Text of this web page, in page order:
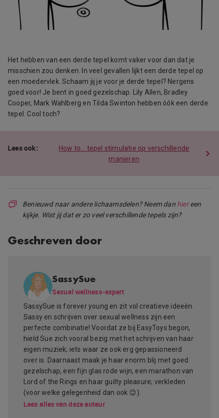
Het hebben van een derde tepel komt vaker voor dan dat je
misschien zou denken. In veel gevallen lijkt een derde tepel op
een moedervlek. Schaam jij je voor je derde tepel? Nergens
goed voor! Je bent in goed gezelschap. Lily Allen, Bradley
Cooper, Mark Wahlberg en Tilda Swinton hebben óók een derde
tepel. Cool toch?
How to… tepel stimulatie op verschillende
manieren
Benieuwd naar andere lichaamsdelen? Neem dan hiereen
kijkje. Wist jij dat er zo veel verschillende tepels zijn?
Geschreven door
SassySue
Sexual wellness-expert
SassySue is forever young en zit vol creatieve ideeën.
Sassy en schrijven over sexual wellness zijn een
perfecte combinatie! Voordat ze bij EasyToys begon,
hield Sue zich vooral bezig met het schrijven van haar
eigen muziek; iets waar ze ook erg gepassioneerd
over is. Daarnaast maak je haar enorm blij met goed
gezelschap, een fijn glas rode wijn, een marathon van
Lord of the Rings en haar guilty pleasure; verkleden
(voor welke gelegenheid dan ook 😉).
Lees alles van deze auteur